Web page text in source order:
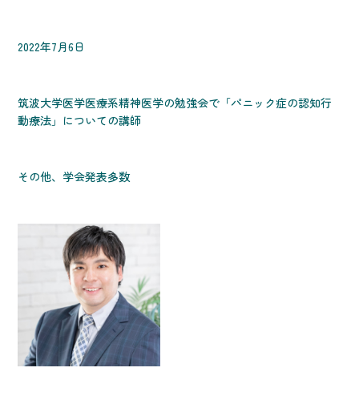
2022年7月6日
筑波大学医学医療系精神医学の勉強会で「パニック症の認知行
動療法」についての講師
その他、学会発表多数